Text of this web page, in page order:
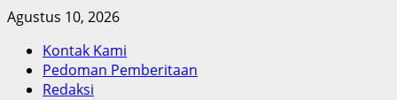
Skip
content
Agustus 10, 2026
Kontak Kami
Pedoman Pemberitaan
Redaksi